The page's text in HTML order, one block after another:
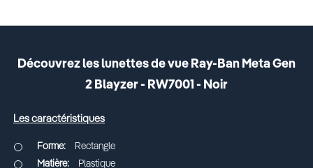
Découvrez les lunettes de vue Ray-Ban Meta Gen
2 Blayzer - RW7001 - Noir
Les caractéristiques
Rectangle
Plastique